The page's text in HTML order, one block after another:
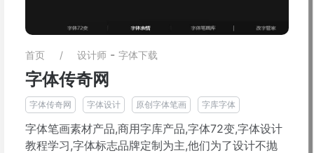
首页 设计师 - 字体下载
字体传奇网
字体传奇网 字体设计 原创字体笔画 字库字体
字体笔画素材产品,商用字库产品,字体72变,字体设计
教程学习,字体标志品牌定制为主,他们为了设计不抛